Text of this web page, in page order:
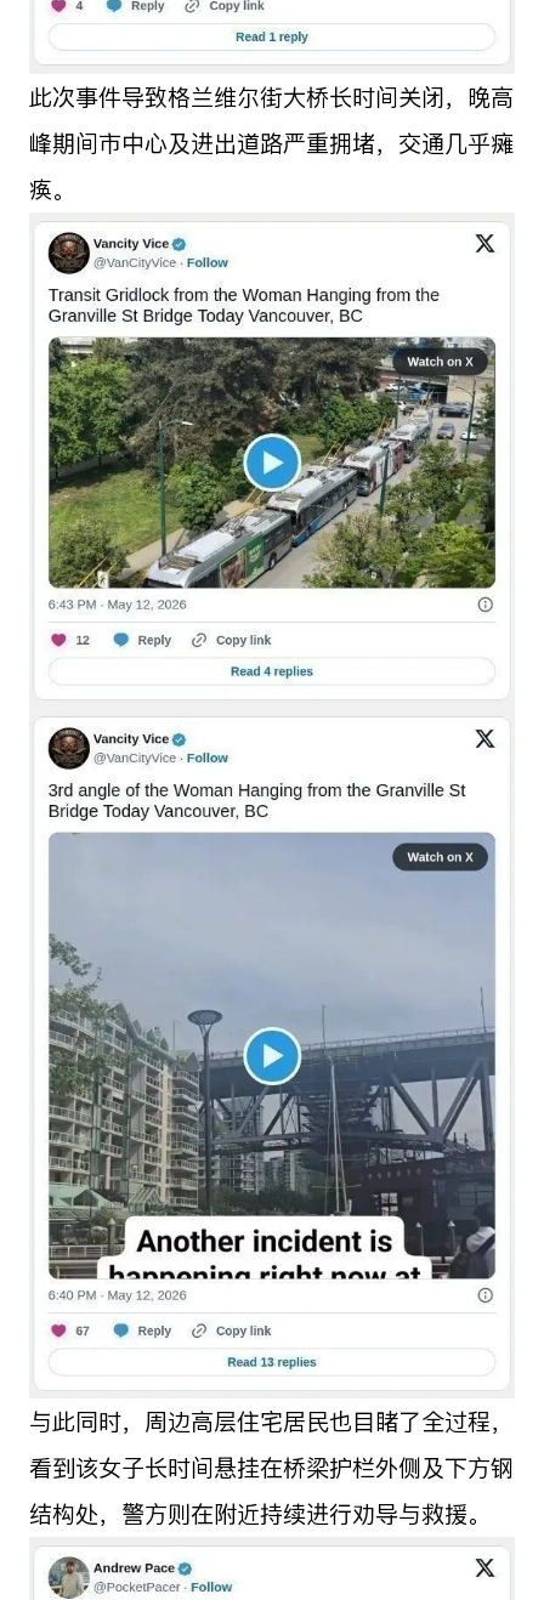
此次事件导致格兰维尔街大桥长时间关闭，晚高
峰期间市中心及进出道路严重拥堵，交通几乎瘫
痪。
与此同时，周边高层住宅居民也目睹了全过程，
看到该女子长时间悬挂在桥梁护栏外侧及下方钢
结构处，警方则在附近持续进行劝导与救援。